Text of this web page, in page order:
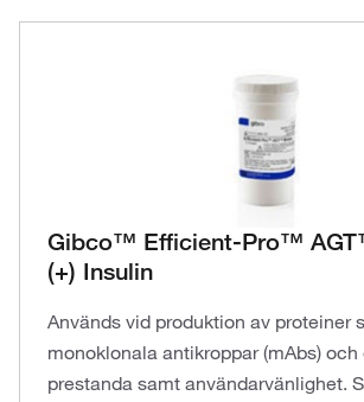
Gibco™ Efficient-Pro™
(+) Insulin
Används vid produktion av proteiner
monoklonala antikroppar (mAbs)
prestanda samt användarvänlighet.